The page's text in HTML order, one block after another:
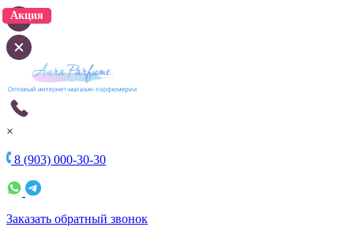
×
8 (903) 000-30-30
Заказать обратный звонок
Акция
Акция